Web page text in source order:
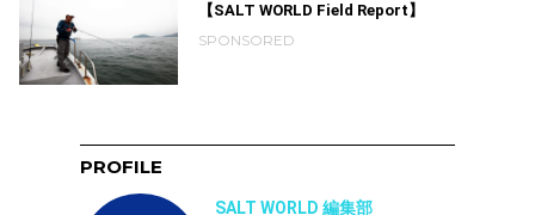
【SALT WORLD Field Report】
SPONSORED
PROFILE
SALT WORLD 編集部